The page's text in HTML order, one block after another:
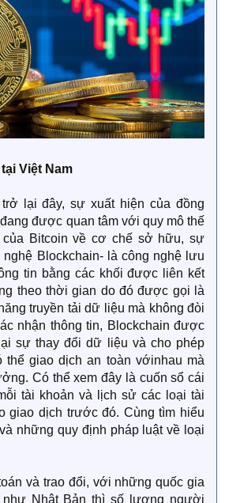
Việt Nam
lại đây, sự xuất hiện của đồng
được quan tâm với quy mô thế
Bitcoin về cơ chế sở hữu, sự
nghệ Blockchain- là công nghệ lưu
tin bằng các khối được liên kết
theo thời gian do đó được gọi là
truyền tải dữ liệu mà không đòi
nhận thông tin, Blockchain được
sự thay đổi dữ liệu và cho phép
giao dịch an toàn vớinhau mà
Có thể xem đây là cuốn sổ cái
tài khoản và lịch sử các loại tài
giao dịch trước đó. Cùng tìm hiểu
những quy định pháp luật về loại
và trao đổi, với những quốc gia
như Nhật Bản thì số lượng người